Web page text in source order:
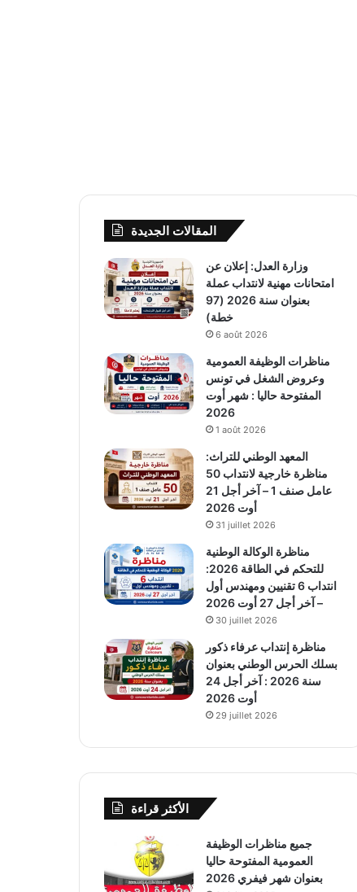
المقالات الجديدة
وزارة العدل: إعلان عن
امتحانات مهنية لانتداب عملة
بعنوان سنة 2026 (97
خطة)
6 août 2026
مناظرات الوظيفة العمومية
وعروض الشغل في تونس
المفتوحة حاليا : شهر أوت
2026
1 août 2026
المعهد الوطني للتراث:
مناظرة خارجية لانتداب 50
عامل صنف 1 – آخر أجل 21
أوت 2026
31 juillet 2026
مناظرة الوكالة الوطنية
للتحكم في الطاقة 2026:
انتداب 6 تقنيين ومهندس أول
– آخر أجل 27 أوت 2026
30 juillet 2026
مناظرة إنتداب عرفاء ذكور
بسلك الحرس الوطني بعنوان
سنة 2026 : آخر أجل 24
أوت 2026
29 juillet 2026
الأكثر قراءة
جميع مناظرات الوظيفة
العمومية المفتوحة حاليا
بعنوان شهر فيفري 2026